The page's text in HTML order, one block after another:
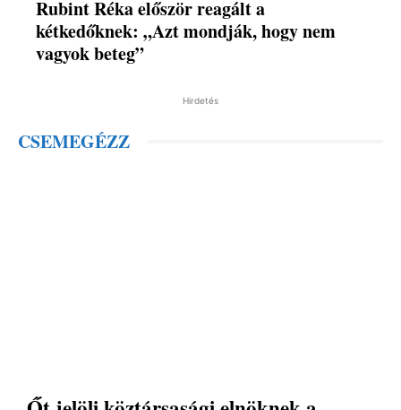
Rubint Réka először reagált a
kétkedőknek: „Azt mondják, hogy nem
vagyok beteg”
Hirdetés
CSEMEGÉZZ